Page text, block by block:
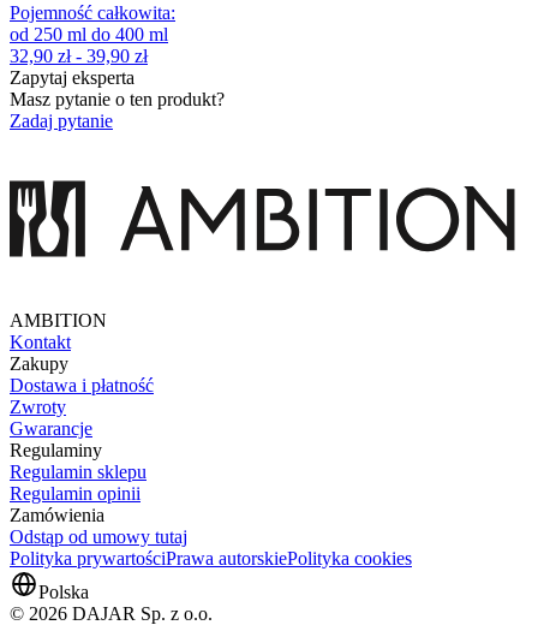
Pojemność całkowita:
od 250 ml do 400 ml
32,90 zł - 39,90 zł
Zapytaj eksperta
Masz pytanie o ten produkt?
Zadaj pytanie
AMBITION
Kontakt
Zakupy
Dostawa i płatność
Zwroty
Gwarancje
Regulaminy
Regulamin sklepu
Regulamin opinii
Zamówienia
Odstąp od umowy tutaj
Polityka prywartościPrawa autorskiePolityka cookies
Polska
© 2026 DAJAR Sp. z o.o.